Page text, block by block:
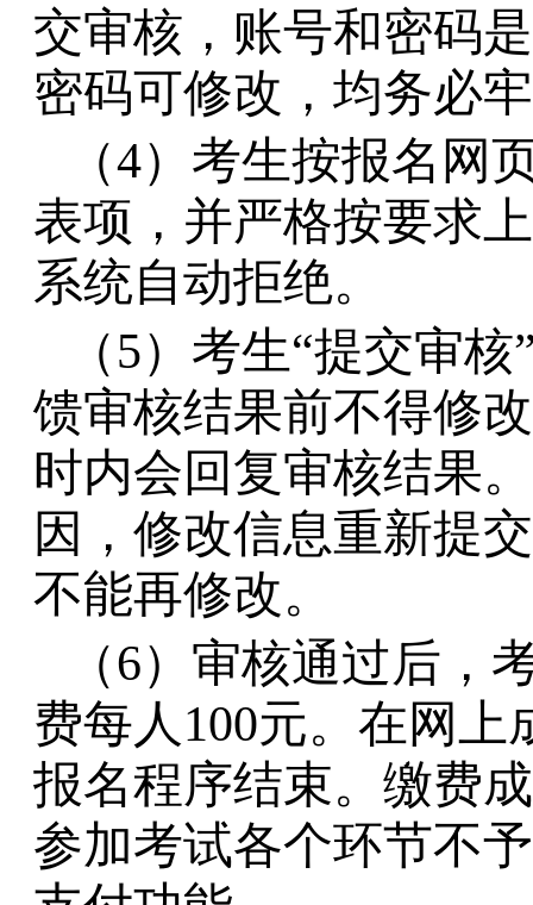
交审核，账号和密码
密码可修改，均务必
（4）考生按报名网
表项，并严格按要求
系统自动拒绝。
（5）考生“提交审
馈审核结果前不得修
时内会回复审核结果
因，修改信息重新提
不能再修改。
（6）审核通过后，
费每人100元。在网
报名程序结束。缴费
参加考试各个环节不